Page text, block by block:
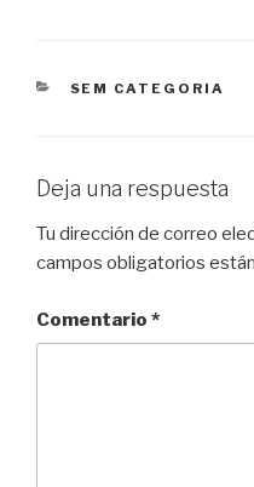
CATEGORÍAS
SEM CATEGORIA
Deja una respuesta
Tu dirección de correo
campos obligatorios
Comentario *